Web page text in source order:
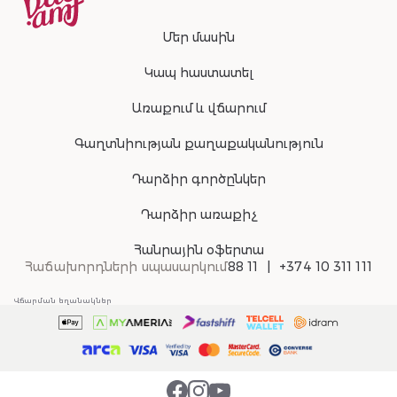
Մեր մասին
Կապ հաստատել
Առաքում և վճարում
Գաղտնիության քաղաքականություն
Դարձիր գործընկեր
Դարձիր առաքիչ
Հանրային օֆերտա
Հաճախորդների սպասարկում88 11 +374 10 311 111
Վճարման եղանակներ